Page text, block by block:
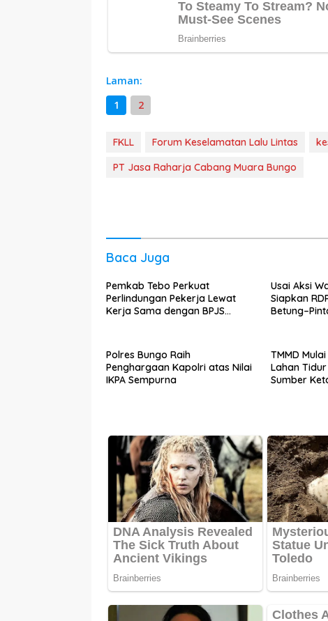
Laman:
1
2
FKLL Forum Keselamatan Lalu Lintas
PT Jasa Raharja Cabang Muara Bungo
Baca Juga
Pemkab Tebo Perkuat
Perlindungan Pekerja Lewat
Kerja Sama dengan BPJS
Usai Aksi
Siapkan
Polres Bungo Raih
Penghargaan Kapolri atas Nilai
IKPA Sempurna
TMMD
Lahan
Sumber